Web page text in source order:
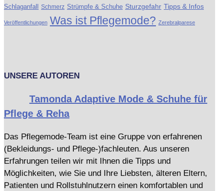
Schlaganfall Schmerz Strümpfe & Schuhe Sturzgefahr Tipps & Infos
Veröffentlichungen Was ist Pflegemode? Zerebralparese
UNSERE AUTOREN
Tamonda Adaptive Mode & Schuhe für
Pflege & Reha
Das Pflegemode-Team ist eine Gruppe von erfahrenen
(Bekleidungs- und Pflege-)fachleuten. Aus unseren
Erfahrungen teilen wir mit Ihnen die Tipps und
Möglichkeiten, wie Sie und Ihre Liebsten, älteren Eltern,
Patienten und Rollstuhlnutzern einen komfortablen und